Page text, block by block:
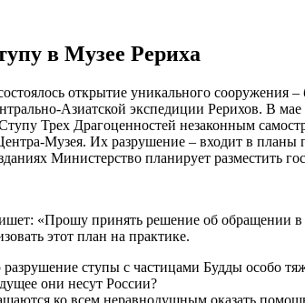
в Музее Рериха
открытие уникального сооружения
Азиатской экспедиции Рерихов. В
Трех Драгоценностей незаконным
Музея. Их разрушение – входит в планы
Министерство планирует разместить
«Прошу принять решение об обращении в
этот план на практике.
ступы с частицами Будды особо
они несут России?
ко всем неравнодушным оказать